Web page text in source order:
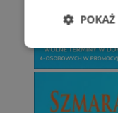
POKAŻ